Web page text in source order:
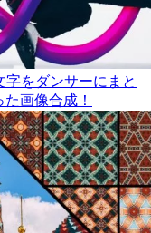
字をダンサーにまと
た画像合成！